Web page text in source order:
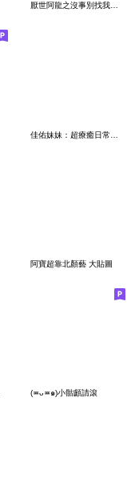
厭世阿龍之沒事別找我人生好難啊
阿寶超靠北顏藝 大貼圖
(≖ᴗ≖๑)小骷顱請滾